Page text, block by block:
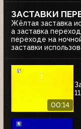
ЗАСТАВКИ
Жёлтая заставка
а заставка
переходе на
заставки
00:14